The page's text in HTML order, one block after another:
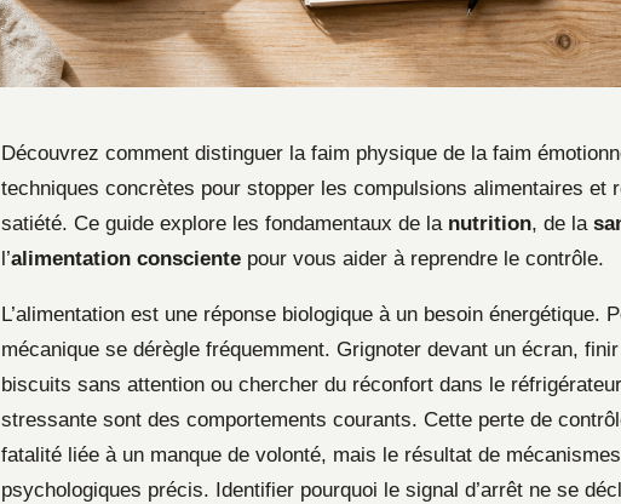
Découvrez comment distinguer la faim physique de la faim
techniques concrètes pour stopper les compulsions alimentaires et
satiété. Ce guide explore les fondamentaux de la nutrition, de la
l’alimentation consciente pour vous aider à reprendre le contrôle.
L’alimentation est une réponse biologique à un besoin énergétique.
mécanique se dérègle fréquemment. Grignoter devant un écran,
biscuits sans attention ou chercher du réconfort dans le
stressante sont des comportements courants. Cette perte de
fatalité liée à un manque de volonté, mais le résultat de
psychologiques précis. Identifier pourquoi le signal d’arrêt ne se